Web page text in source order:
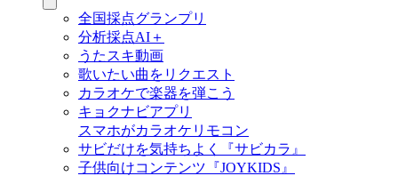
全国採点グランプリ
分析採点AI＋
うたスキ動画
歌いたい曲をリクエスト
カラオケで楽器を弾こう
キョクナビアプリ
スマホがカラオケリモコン
サビだけを気持ちよく『サビカラ』
子供向けコンテンツ『JOYKIDS』